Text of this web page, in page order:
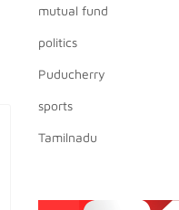
mutual fund
politics
Puducherry
sports
Tamilnadu